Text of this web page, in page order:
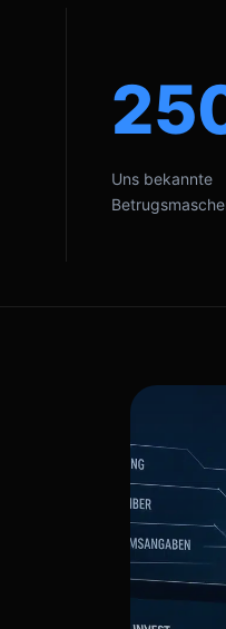
Uns bekannte